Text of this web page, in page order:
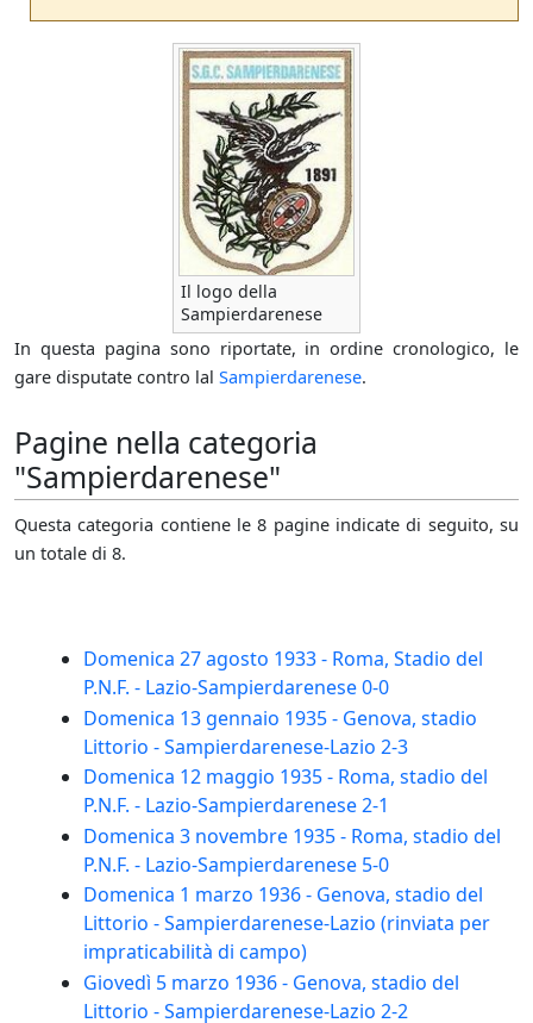
Il logo della
Sampierdarenese
In questa pagina sono riportate, in ordine cronologico, le
gare disputate contro lal Sampierdarenese.
Pagine nella categoria
"Sampierdarenese"
Questa categoria contiene le 8 pagine indicate di seguito, su
un totale di 8.
Domenica 27 agosto 1933 - Roma, Stadio del
P.N.F. - Lazio-Sampierdarenese 0-0
Domenica 13 gennaio 1935 - Genova, stadio
Littorio - Sampierdarenese-Lazio 2-3
Domenica 12 maggio 1935 - Roma, stadio del
P.N.F. - Lazio-Sampierdarenese 2-1
Domenica 3 novembre 1935 - Roma, stadio del
P.N.F. - Lazio-Sampierdarenese 5-0
Domenica 1 marzo 1936 - Genova, stadio del
Littorio - Sampierdarenese-Lazio (rinviata per
impraticabilità di campo)
Giovedì 5 marzo 1936 - Genova, stadio del
Littorio - Sampierdarenese-Lazio 2-2